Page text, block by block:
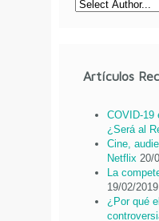
Artículos
COVID-19
¿Será al
Cine,
Netflix 20/
La
19/02/2019
¿Por qué